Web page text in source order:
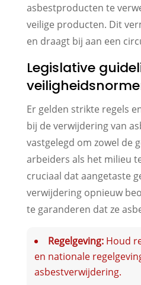
asbestproducten te
veilige producten. Dit
en draagt bij aan een
Legislative
Er gelden strikte regels
bij de verwijdering van
vastgelegd om zowel de
arbeiders als het milieu
cruciaal dat aangetaste
verwijdering opnieuw
te garanderen dat ze
Regelgeving:Houd
en nationale
asbestverwijdering.